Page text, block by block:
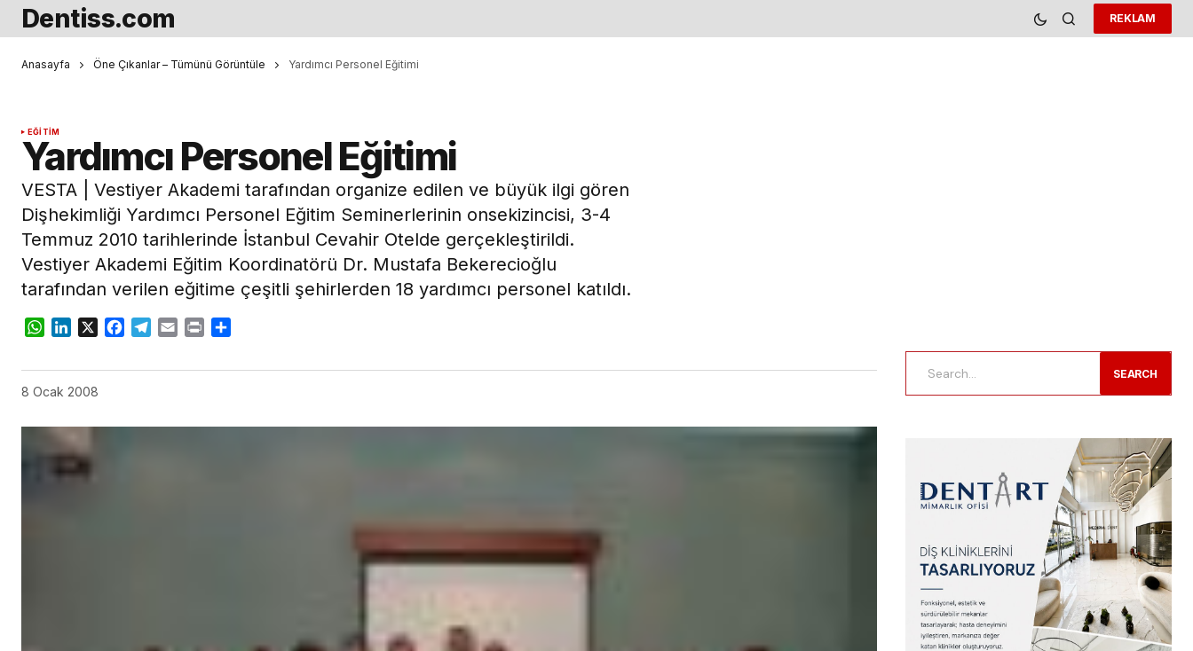
Dentiss.com REKLAM
Anasayfa Öne Çıkanlar – Tümünü Görüntüle Yardımcı Personel Eğitimi
EĞITIM
Yardımcı Personel Eğitimi
VESTA | Vestiyer Akademi tarafından organize edilen ve büyük ilgi gören
Dişhekimliği Yardımcı Personel Eğitim Seminerlerinin onsekizincisi, 3-4
Temmuz 2010 tarihlerinde İstanbul Cevahir Otelde gerçekleştirildi.
Vestiyer Akademi Eğitim Koordinatörü Dr. Mustafa Bekerecioğlu
tarafından verilen eğitime çeşitli şehirlerden 18 yardımcı personel katıldı.
WhatsApp
LinkedIn
X Facebook
Telegram
Email Print
8 Ocak 2008
SEARCH